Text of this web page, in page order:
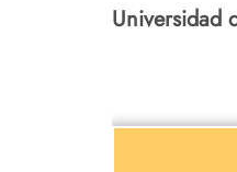
Universidad